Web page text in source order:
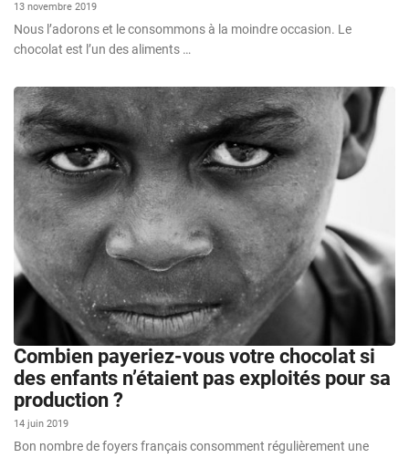
13 novembre 2019
Nous l’adorons et le consommons à la moindre occasion. Le
chocolat est l’un des aliments …
Combien payeriez-vous votre chocolat si
des enfants n’étaient pas exploités pour sa
production ?
14 juin 2019
Bon nombre de foyers français consomment régulièrement une